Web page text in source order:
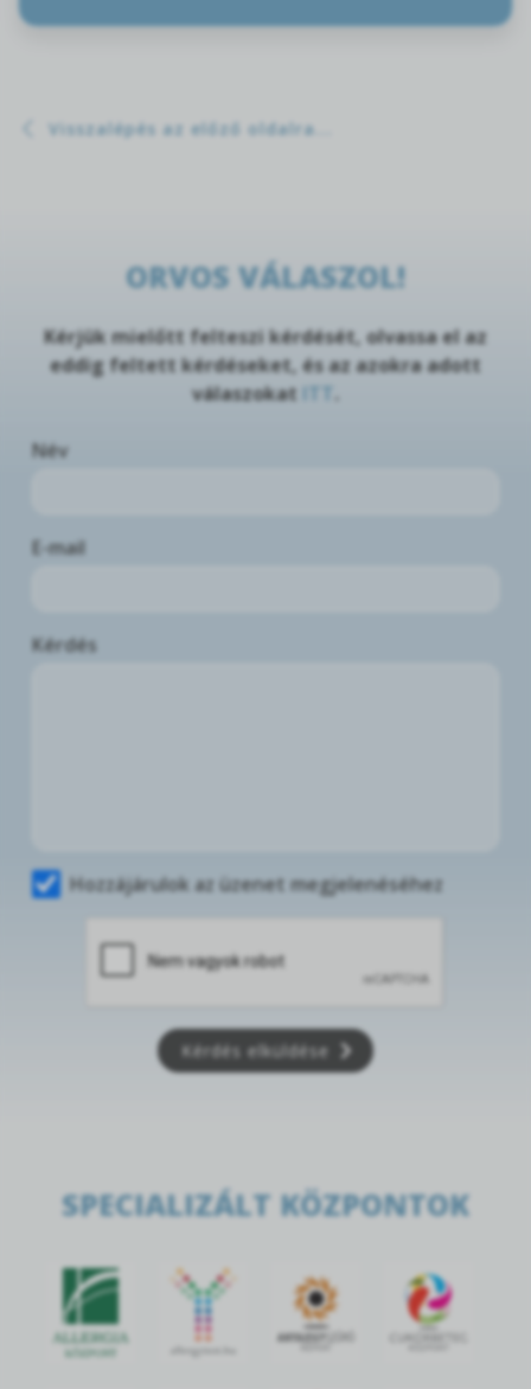
Visszalépés az előző oldalra...
ORVOS VÁLASZOL!
Kérjük mielőtt felteszi kérdését, olvassa el az
eddig feltett kérdéseket, és az azokra adott
válaszokat
Név
E-mail
Kérdés
Hozzájárulok az üzenet megjelenéséhez
Kérdés elküldése
SPECIALIZÁLT KÖZPONTOK